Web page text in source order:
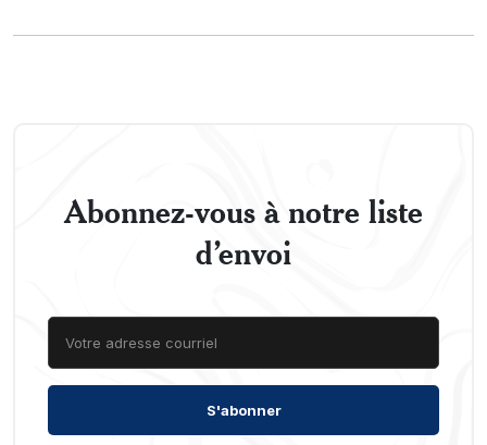
Abonnez-vous à notre liste
d’envoi